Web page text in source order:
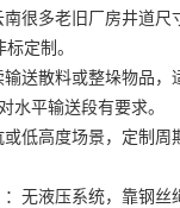
很多老旧厂房井道尺
定制。
送散料或整垛物品，
水平输送段有要求。
或低高度场景，定制周
：无液压系统，靠钢